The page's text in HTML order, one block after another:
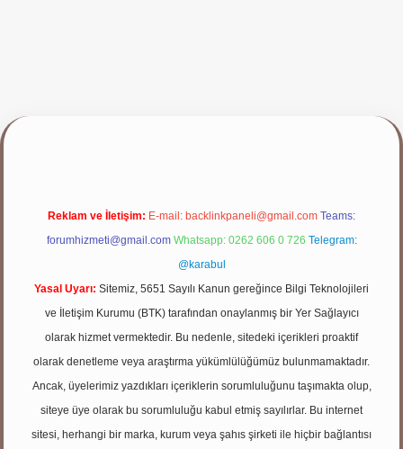
Reklam ve İletişim: E-mail: backlinkpaneli@gmail.com Teams:
forumhizmeti@gmail.com Whatsapp: 0262 606 0 726 Telegram:
@karabul
Yasal Uyarı: Sitemiz, 5651 Sayılı Kanun gereğince Bilgi Teknolojileri
ve İletişim Kurumu (BTK) tarafından onaylanmış bir Yer Sağlayıcı
olarak hizmet vermektedir. Bu nedenle, sitedeki içerikleri proaktif
olarak denetleme veya araştırma yükümlülüğümüz bulunmamaktadır.
Ancak, üyelerimiz yazdıkları içeriklerin sorumluluğunu taşımakta olup,
siteye üye olarak bu sorumluluğu kabul etmiş sayılırlar. Bu internet
sitesi, herhangi bir marka, kurum veya şahıs şirketi ile hiçbir bağlantısı